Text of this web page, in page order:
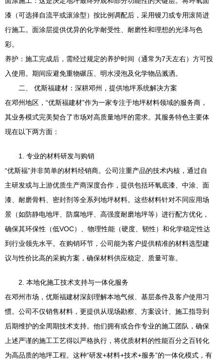
漆（可选择自流平或滚涂型）按比例调配后，采用镘刀或专用滚筒进
行施工。面涂层提供优异的化学耐受性、耐磨性和理想的光泽与色
彩。
养护：施工完成后，需经过规定的养护时间（通常为7天左右）方可投
入使用。期间应避免重物碾压、明水浸泡及化学物品溅洒。
二、 优斯福建材：深耕邓州，提供地坪系统解决方案
在邓州地区，“优斯福建材”作为一家专注于地坪材料领域的服务商，
其业务模式完美契合了市场对高质量地坪的需求。其服务特色主要体
现在以下两方面：
1. 专业的材料研发与购销
“优斯福”并非简单的材料经销商。公司注重产品的技术内核，通过自
主研发或与上游优质生产商深度合作，提供包括环氧底漆、中涂、面
漆、耐磨骨料、密封剂等全系列地坪材料。这些材料针对不同应用场
景（如防静电地坪、防腐地坪、高强度耐磨地坪等）进行配方优化，
确保其环保性（低VOC）、物理性能（硬度、韧性）和化学稳定性达
到行业领先水平。在购销环节，公司能为客户提供精准的材料选型建
议与性价比高的采购方案，确保材料供应稳定、质量可靠。
2. 本地化施工技术支持与一体化服务
在邓州市场，优斯福建材深刻理解本地气候、基层条件及客户使用习
惯。公司不仅销售材料，更提供从现场勘察、方案设计、施工指导到
后期维护的全周期技术支持。他们拥有或合作专业的施工团队，确保
上述严谨的施工工艺得以严格执行，将优质材料的性能百分之百转化
为高品质的地坪工程。这种“研发+材料+技术+服务”的一体化模式，有